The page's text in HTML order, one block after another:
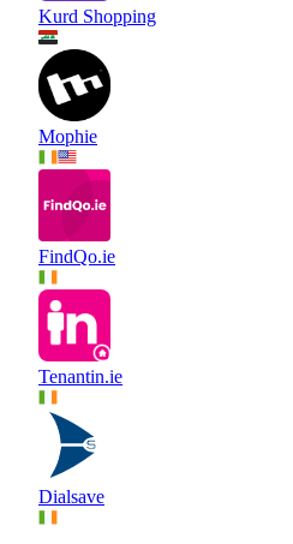
Kurd Shopping
Mophie
FindQo.ie
Tenantin.ie
Dialsave